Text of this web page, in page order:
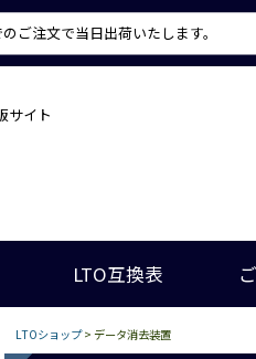
ご注文で当日出荷いたします。
サイト
LTO互換表
LTOショップ> データ消去装置